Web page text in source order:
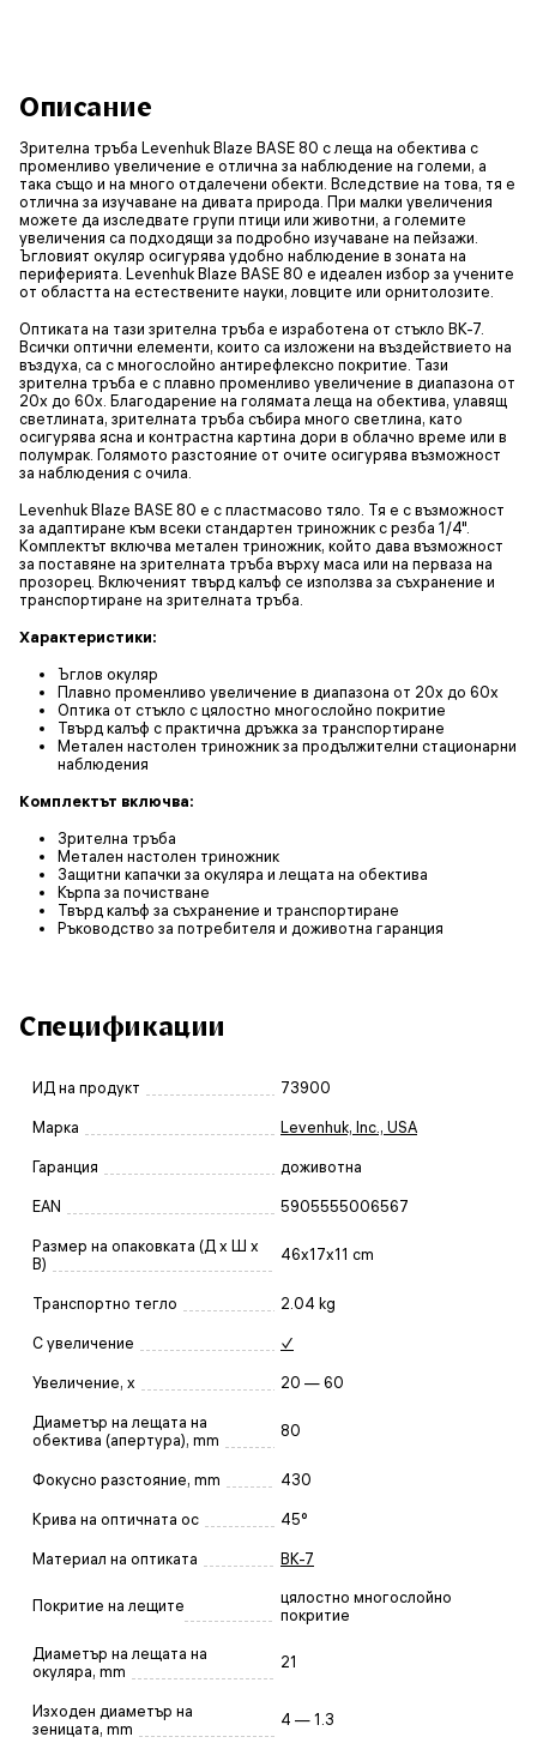
Описание
Зрителна тръба Levenhuk Blaze BASE 80 с леща на обектива с
променливо увеличение е отлична за наблюдение на големи, а
така също и на много отдалечени обекти. Вследствие на това, тя е
отлична за изучаване на дивата природа. При малки увеличения
можете да изследвате групи птици или животни, а големите
увеличения са подходящи за подробно изучаване на пейзажи.
Ъгловият окуляр осигурява удобно наблюдение в зоната на
периферията. Levenhuk Blaze BASE 80 е идеален избор за учените
от областта на естествените науки, ловците или орнитолозите.
Оптиката на тази зрителна тръба е изработена от стъкло BK-7.
Всички оптични елементи, които са изложени на въздействието на
въздуха, са с многослойно антирефлексно покритие. Тази
зрителна тръба е с плавно променливо увеличение в диапазона от
20x до 60x. Благодарение на голямата леща на обектива, улавящ
светлината, зрителната тръба събира много светлина, като
осигурява ясна и контрастна картина дори в облачно време или в
полумрак. Голямото разстояние от очите осигурява възможност
за наблюдения с очила.
Levenhuk Blaze BASE 80 е с пластмасово тяло. Тя е с възможност
за адаптиране към всеки стандартен триножник с резба 1/4".
Комплектът включва метален триножник, който дава възможност
за поставяне на зрителната тръба върху маса или на перваза на
прозорец. Включеният твърд калъф се използва за съхранение и
транспортиране на зрителната тръба.
Характеристики:
Ъглов окуляр
Плавно променливо увеличение в диапазона от 20x до 60x
Оптика от стъкло с цялостно многослойно покритие
Твърд калъф с практична дръжка за транспортиране
Метален настолен триножник за продължителни стационарни
наблюдения
Комплектът включва:
Зрителна тръба
Метален настолен триножник
Защитни капачки за окуляра и лещата на обектива
Кърпа за почистване
Твърд калъф за съхранение и транспортиране
Ръководство за потребителя и доживотна гаранция
Спецификации
ИД на продукт 73900
Марка Levenhuk, Inc., USA
Гаранция доживотна
EAN 5905555006567
Размер на опаковката (Д x Ш x
В)
46x17x11 cm
Транспортно тегло 2.04 kg
С увеличение ✓
Увеличение, x 20 — 60
Диаметър на лещата на
обектива (апертура), mm
80
Фокусно разстояние, mm 430
Крива на оптичната ос 45°
Материал на оптиката BK-7
Покритие на лещите
цялостно многослойно
покритие
Диаметър на лещата на
окуляра, mm
21
Изходен диаметър на
зеницата, mm
4 — 1.3